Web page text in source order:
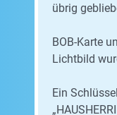
übrig
BOB-Karte
Lichtbild
Ein